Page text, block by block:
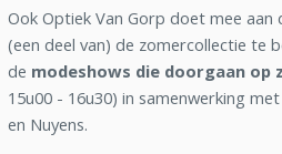
Ook Optiek Van Gorp doet mee
(een deel van) de zomercollectie te
de modeshows die doorgaan op
15u00 - 16u30) in samenwerking
en Nuyens.